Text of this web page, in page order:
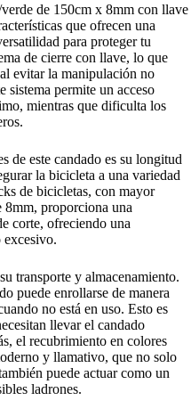
de 150cm x 8mm con llave
que ofrecen una
para proteger tu
de cierre con llave, lo que
evitar la manipulación no
sistema permite un acceso
mientras que dificulta los
de este candado es su longitud
la bicicleta a una variedad
de bicicletas, con mayor
proporciona una
corte, ofreciendo una
excesivo.
transporte y almacenamiento.
puede enrollarse de manera
no está en uso. Esto es
llevar el candado
el recubrimiento en colores
y llamativo, que no solo
puede actuar como un
ladrones.